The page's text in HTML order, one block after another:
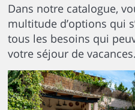
Dans notre catalogue,
multitude d’options qui
tous les besoins qui
votre séjour de vacances.